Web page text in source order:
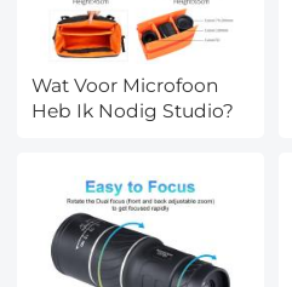
Wat Voor Microfoon
Heb Ik Nodig Studio?